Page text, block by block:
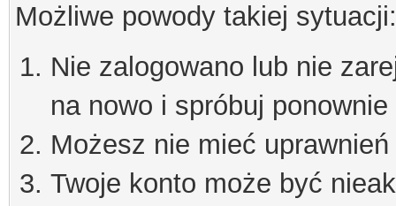
Możliwe powody takiej sytuacji:
Nie zalogowano lub nie
na nowo i spróbuj ponownie
Możesz nie mieć
Twoje konto może być